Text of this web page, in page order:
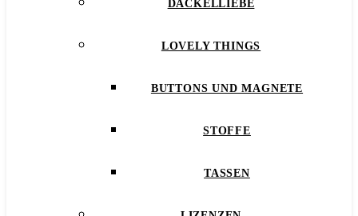
DACKELLIEBE
LOVELY THINGS
BUTTONS UND MAGNETE
STOFFE
TASSEN